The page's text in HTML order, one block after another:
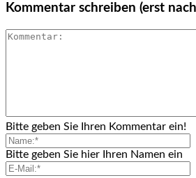
Kommentar schreiben (erst
Bitte geben Sie Ihren Kommentar ein!
Bitte geben Sie hier Ihren Namen ein